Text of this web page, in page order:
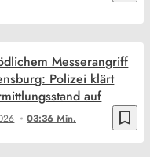
bookmark_border
03:36 Min.
Messerangriff
Polizei klärt
auf